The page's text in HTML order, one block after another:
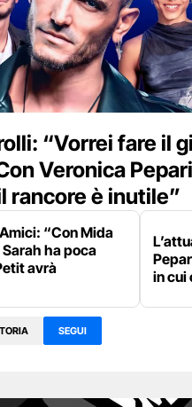
“Vorrei fare il
Veronica
rancore è inutile”
“Con Mida
ha poca
avrà
in cui
SEGUI